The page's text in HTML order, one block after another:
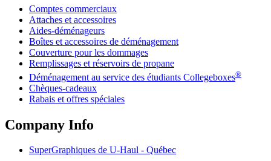
Comptes commerciaux
Attaches et accessoires
Aides-déménageurs
Boîtes et accessoires de déménagement
Couverture pour les dommages
Remplissages et réservoirs de propane
Déménagement au service des étudiants Collegeboxes®
Chèques-cadeaux
Rabais et offres spéciales
Company Info
SuperGraphiques de U-Haul - Québec